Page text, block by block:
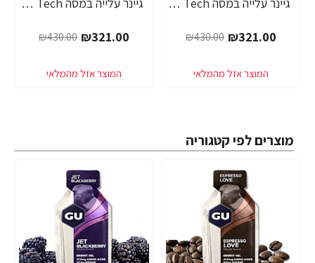
₪321.00
₪430.00
₪321.00
₪430.00
מוצרים לפי קטגוריה